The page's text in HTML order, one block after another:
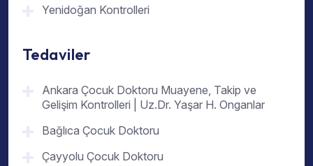
Yenidoğan Kontrolleri
Tedaviler
Ankara Çocuk Doktoru Muayene, Takip ve
Gelişim Kontrolleri | Uz.Dr. Yaşar H. Onganlar
Bağlıca Çocuk Doktoru
Çayyolu Çocuk Doktoru